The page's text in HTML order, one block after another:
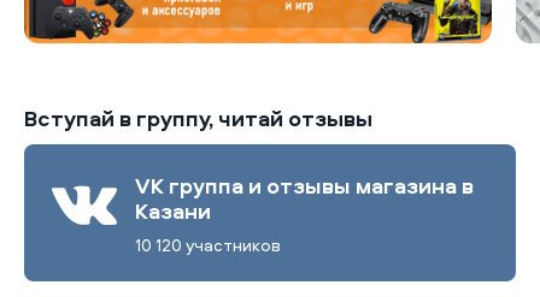
Вступай в группу, читай отзывы
VK группа и отзывы магазина в
Казани
10 120 участников